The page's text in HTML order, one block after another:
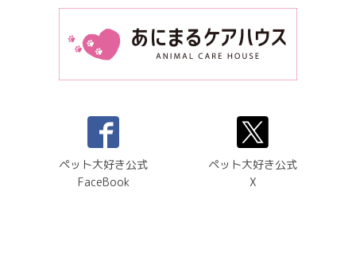
ペット大好き公式
FaceBook
ペット大好き公式
X